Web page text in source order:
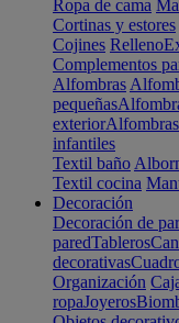
Ropa de cama
Cortinas y estores
Cojines Relleno
Complementos
Alfombras
pequeñas
exterior
infantiles
Textil baño
Textil cocina
Decoración
Decoración de
paredTableros
decorativas
Organización
ropaJoyeros